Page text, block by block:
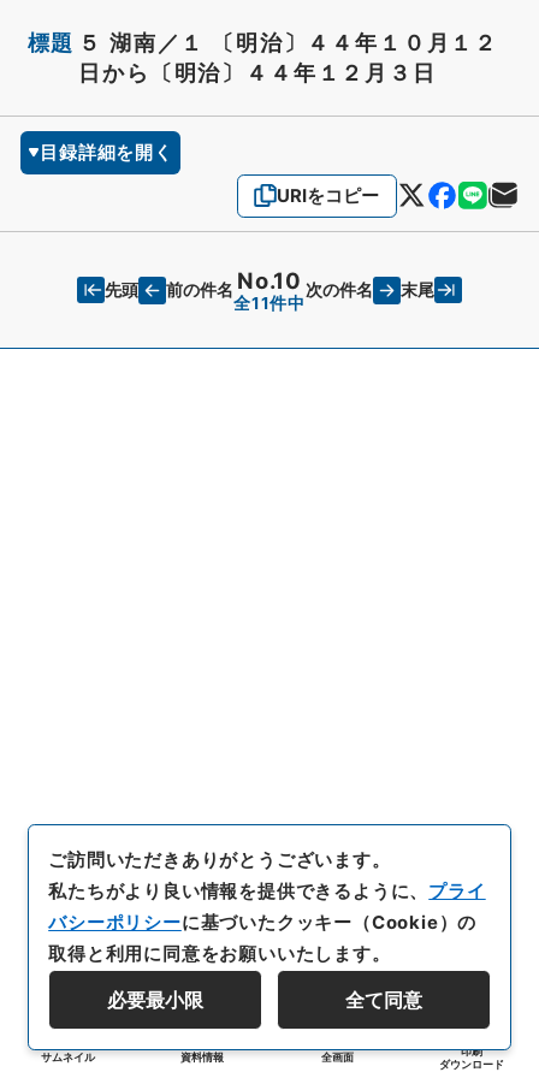
標題 ５ 湖南／１ 〔明治〕４４年１０月１２
日から〔明治〕４４年１２月３日
目録詳細を開く
URIをコピー
先頭 前の件名 No.10
全11件中
次の件名 末尾
サムネイル 資料情報 全画面
印刷
ダウンロード
ご訪問いただきありがとうございます。
私たちがより良い情報を提供できるように、 プライ
バシーポリシーに基づいたクッキー（Cookie）の
取得と利用に同意をお願いいたします。
必要最小限 全て同意